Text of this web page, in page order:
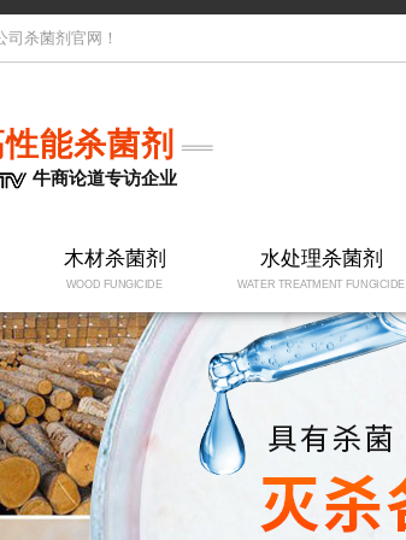
杀菌剂官网！
能杀菌剂
牛商论道专访企业
木材杀菌剂
WOOD FUNGICIDE
水处理杀菌剂
WATER TREATMENT FUNGICIDE